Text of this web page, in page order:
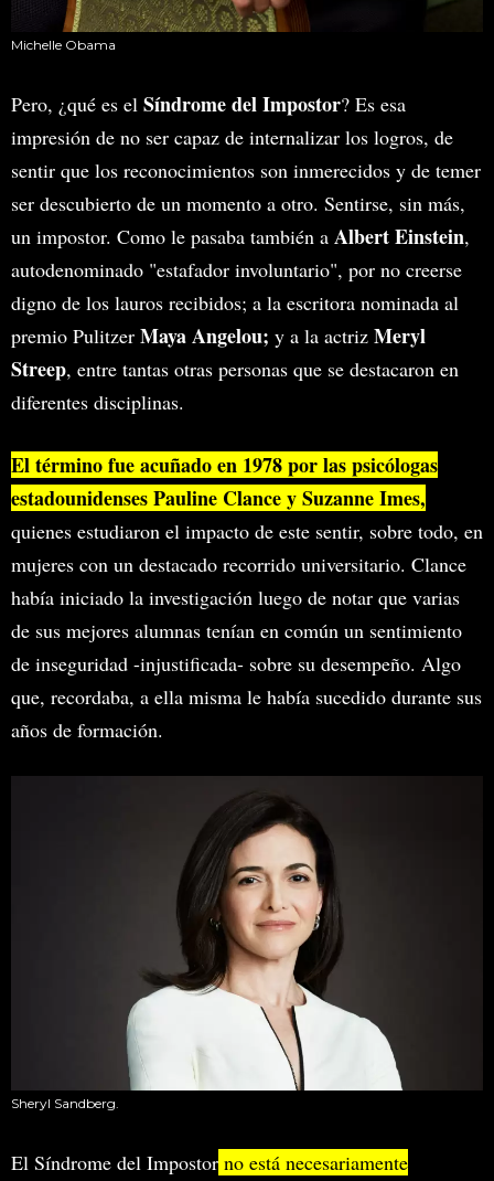
Michelle Obama
Pero, ¿qué es el Síndrome del Impostor? Es esa
impresión de no ser capaz de internalizar los logros, de
sentir que los reconocimientos son inmerecidos y de temer
ser descubierto de un momento a otro. Sentirse, sin más,
un impostor. Como le pasaba también a Albert Einstein,
autodenominado "estafador involuntario", por no creerse
digno de los lauros recibidos; a la escritora nominada al
premio Pulitzer Maya Angelou; y a la actriz Meryl
Streep, entre tantas otras personas que se destacaron en
diferentes disciplinas.
El término fue acuñado en 1978 por las psicólogas
estadounidenses Pauline Clance y Suzanne Imes,
quienes estudiaron el impacto de este sentir, sobre todo, en
mujeres con un destacado recorrido universitario. Clance
había iniciado la investigación luego de notar que varias
de sus mejores alumnas tenían en común un sentimiento
de inseguridad -injustificada- sobre su desempeño. Algo
que, recordaba, a ella misma le había sucedido durante sus
años de formación.
Sheryl Sandberg.
El Síndrome del Impostor no está necesariamente